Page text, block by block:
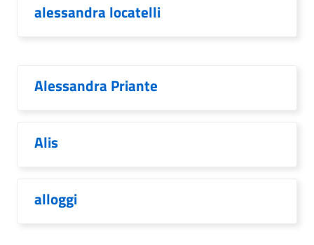
alessandra locatelli
Alessandra Priante
Alis
alloggi